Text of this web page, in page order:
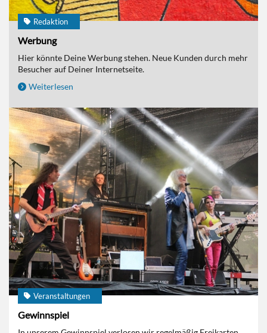
Redaktion
Werbung
Hier könnte Deine Werbung stehen. Neue Kunden durch mehr
Besucher auf Deiner Internetseite.
Weiterlesen
Veranstaltungen
Gewinnspiel